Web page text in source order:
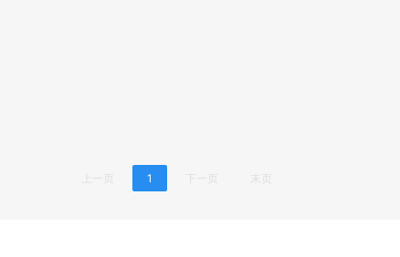
1 下一页